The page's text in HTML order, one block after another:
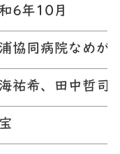
6年10月
協同病院なめが
祐希、田中哲司